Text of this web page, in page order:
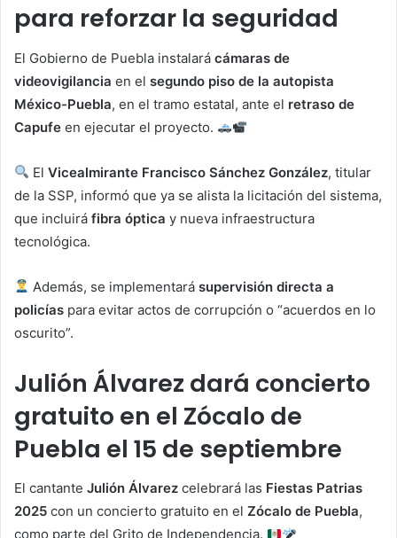
para reforzar la seguridad
El Gobierno de Puebla instalará cámaras de
videovigilancia en el segundo piso de la autopista
México-Puebla, en el tramo estatal, ante el retraso de
Capufe en ejecutar el proyecto.
ElVicealmirante Francisco Sánchez González, titular
de la SSP, informó que ya se alista la licitación del sistema,
que incluirá fibra óptica y nueva infraestructura
tecnológica.
Además, se implementarásupervisión directa a
policías para evitar actos de corrupción o “acuerdos en lo
oscurito”.
Julión Álvarez dará concierto
gratuito en el Zócalo de
Puebla el 15 de septiembre
El cantante Julión Álvarez celebrará las Fiestas Patrias
2025 con un concierto gratuito en el Zócalo de Puebla,
como parte del Grito de Independencia.